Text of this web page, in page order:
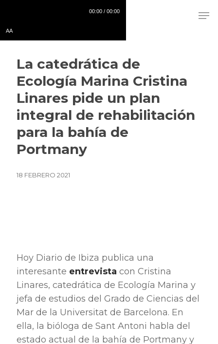
main
La catedrática de
Ecología Marina Cristina
Linares pide un plan
integral de rehabilitación
para la bahía de
Portmany
18 FEBRERO 2021
Hoy Diario de Ibiza publica una
interesante entrevista con Cristina
Linares, catedrática de Ecología Marina y
jefa de estudios del Grado de Ciencias del
Mar de la Universitat de Barcelona. En
ella, la bióloga de Sant Antoni habla del
estado actual de la bahía de Portmany y
00:00 / 00:00
AA